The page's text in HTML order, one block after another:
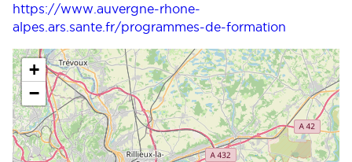
https://www.auvergne-rhone-
alpes.ars.sante.fr/programmes-de-formation
+
−